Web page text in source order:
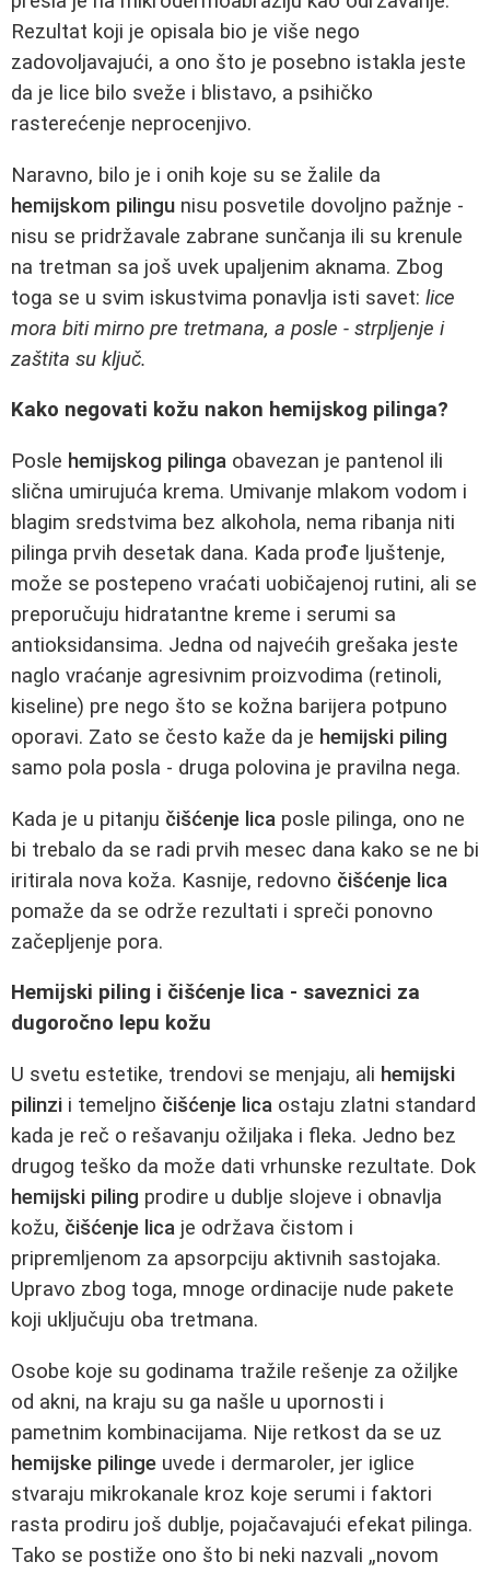
Rezultat koji je opisala bio je više nego
zadovoljavajući, a ono što je posebno istakla jeste
da je lice bilo sveže i blistavo, a psihičko
rasterećenje neprocenjivo.
Naravno, bilo je i onih koje su se žalile da
hemijskom pilingu nisu posvetile dovoljno pažnje -
nisu se pridržavale zabrane sunčanja ili su krenule
na tretman sa još uvek upaljenim aknama. Zbog
toga se u svim iskustvima ponavlja isti savet: lice
mora biti mirno pre tretmana, a posle - strpljenje i
zaštita su ključ.
Kako negovati kožu nakon hemijskog pilinga?
Posle hemijskog pilinga obavezan je pantenol ili
slična umirujuća krema. Umivanje mlakom vodom i
blagim sredstvima bez alkohola, nema ribanja niti
pilinga prvih desetak dana. Kada prođe ljuštenje,
može se postepeno vraćati uobičajenoj rutini, ali se
preporučuju hidratantne kreme i serumi sa
antioksidansima. Jedna od najvećih grešaka jeste
naglo vraćanje agresivnim proizvodima (retinoli,
kiseline) pre nego što se kožna barijera potpuno
oporavi. Zato se često kaže da je hemijski piling
samo pola posla - druga polovina je pravilna nega.
Kada je u pitanju čišćenje lica posle pilinga, ono ne
bi trebalo da se radi prvih mesec dana kako se ne bi
iritirala nova koža. Kasnije, redovno čišćenje lica
pomaže da se održe rezultati i spreči ponovno
začepljenje pora.
Hemijski piling i čišćenje lica - saveznici za
dugoročno lepu kožu
U svetu estetike, trendovi se menjaju, ali hemijski
pilinzi i temeljno čišćenje lica ostaju zlatni standard
kada je reč o rešavanju ožiljaka i fleka. Jedno bez
drugog teško da može dati vrhunske rezultate. Dok
hemijski piling prodire u dublje slojeve i obnavlja
kožu, čišćenje lica je održava čistom i
pripremljenom za apsorpciju aktivnih sastojaka.
Upravo zbog toga, mnoge ordinacije nude pakete
koji uključuju oba tretmana.
Osobe koje su godinama tražile rešenje za ožiljke
od akni, na kraju su ga našle u upornosti i
pametnim kombinacijama. Nije retkost da se uz
hemijske pilinge uvede i dermaroler, jer iglice
stvaraju mikrokanale kroz koje serumi i faktori
rasta prodiru još dublje, pojačavajući efekat pilinga.
Tako se postiže ono što bi neki nazvali „novom